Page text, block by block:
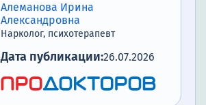
Алеманова Ирина
Александровна
Нарколог, психотерапевт
Дата публикации:26.07.2026